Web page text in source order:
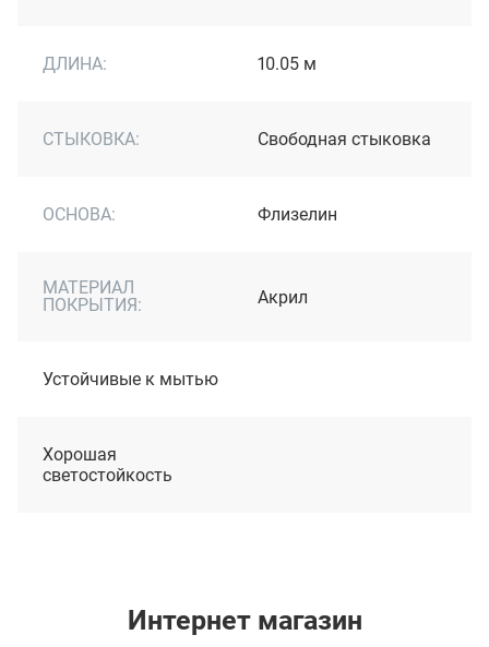
ДЛИНА: 10.05 м
СТЫКОВКА: Свободная стыковка
ОСНОВА: Флизелин
МАТЕРИАЛ
ПОКРЫТИЯ:
Акрил
Устойчивые к мытью
Хорошая
светостойкость
Интернет магазин